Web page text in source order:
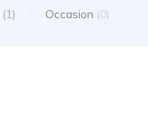
(1) Occasion (0)